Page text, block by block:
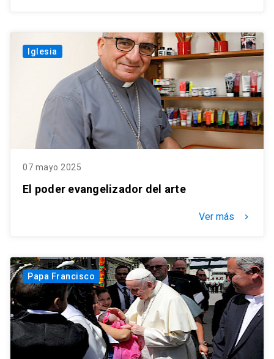
Iglesia
07 mayo 2025
El poder evangelizador del arte
Ver más keyboard_arrow_right
Papa Francisco